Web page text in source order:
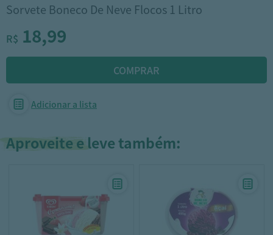
Sorvete Boneco De Neve Flocos 1 Litro
R$ 18,99
Adicionar a lista
Aproveite e leve também: